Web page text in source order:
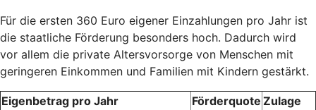
Für die ersten 360 Euro eigener Einzahlungen pro Jahr ist
die staatliche Förderung besonders hoch. Dadurch wird
vor allem die private Altersvorsorge von Menschen mit
geringeren Einkommen und Familien mit Kindern gestärkt.
Eigenbetrag pro Jahr Förderquote Zulage